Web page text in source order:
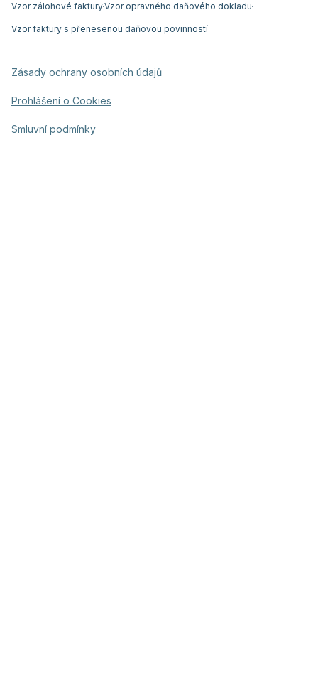
Vzor zálohové fakturyVzor opravného daňového dokladu
Vzor faktury s přenesenou daňovou povinností
Zásady ochrany osobních údajů
Prohlášení o Cookies
Smluvní podmínky